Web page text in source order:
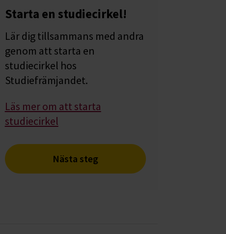
Starta en studiecirkel!
Lär dig tillsammans med andra
genom att starta en
studiecirkel hos
Studiefrämjandet.
Läs mer om att starta
studiecirkel
Nästa steg